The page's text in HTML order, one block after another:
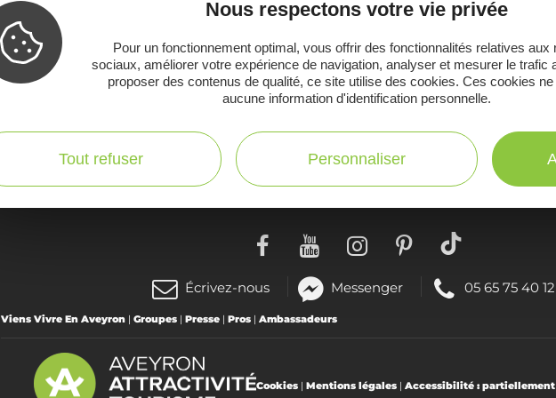
inspirer pour profiter pleinement de votre
Voir la Carte
Toutes les infos
Écrivez-nous Messenger(nouvelle
fenêtre)
Téléphoner
05 65 75 40 12
Viens Vivre En Aveyron | Groupes | Presse | Pros | Ambassadeurs
Cookies | Mentions légales | Accessibilité :
Nous respectons votre vie privée
Pour un fonctionnement optimal, vous offrir des fonctionnalités relatives aux
sociaux, améliorer votre expérience de navigation, analyser et mesurer le trafic
proposer des contenus de qualité, ce site utilise des cookies. Ces cookies
aucune information d'identification personnelle.
Tout refuser Personnaliser